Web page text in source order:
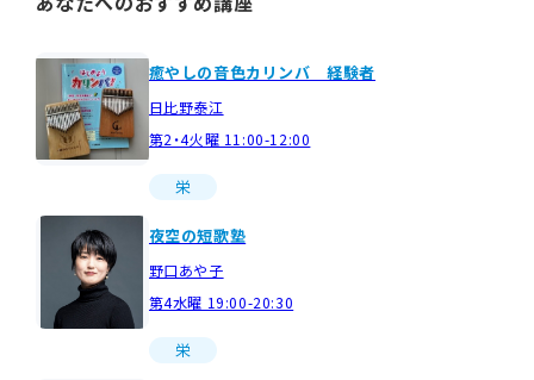
癒やしの音色カリンバ 経験者
日比野泰江
第2・4火曜 11:00-12:00
栄
夜空の短歌塾
野口あや子
第4水曜 19:00-20:30
栄